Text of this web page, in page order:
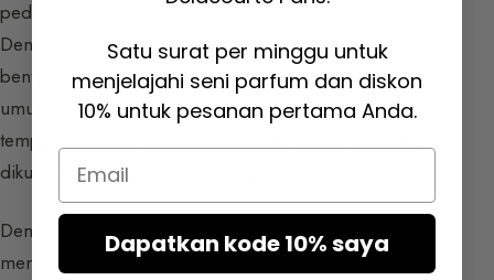
peduli dengan kebersihan tubuh dan keindahan diri.
Dengan demikian, mereka menggunakan tanaman dalam
bentuk fumigasi, gesekan, atau mandi. Pemandian
umum, yang dipenuhi wewangian bunga, merupakan
tempat sosialisasi yang sangat penting pada masa itu,
dikunjungi oleh pria maupun wanita.
Demikian pula, sebagai tanda keramahan, ada kebiasaan
membasuh kaki tamu dalam wadah wangi dan
Satu surat per minggu untuk
menjelajahi seni parfum dan diskon
10% untuk pesanan pertama Anda.
Email
Dapatkan kode 10% saya